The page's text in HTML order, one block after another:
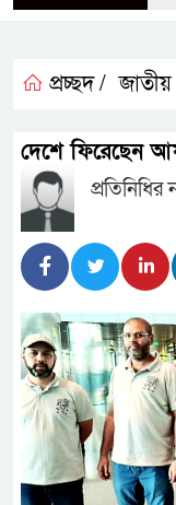
প্রচ্ছদ / জাতীয়
দেশে ফিরেছেন
প্রতিনিধির